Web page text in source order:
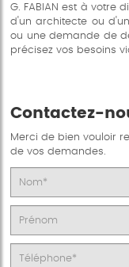
G. FABIAN est à votre
d'un architecte ou d'un
ou une demande de
précisez vos besoins
Contactez-
Merci de bien vouloir
de vos demandes.